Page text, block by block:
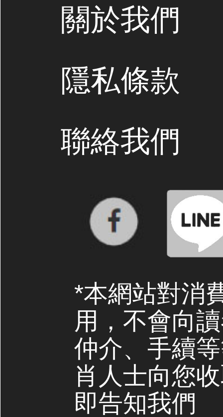
關於我們
隱私條款
聯絡我們
*本網站對消
用，不會向
仲介、手續
肖人士向您
即告知我們